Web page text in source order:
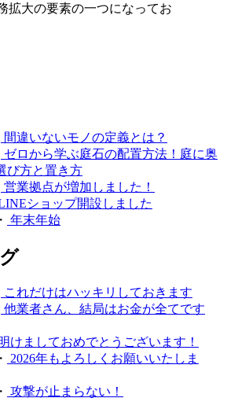
渡し時に専門スタッフが丁寧にお伝
い現代人にとって、お庭を「維持す
ご家庭には、クッション性と清潔さ
常におすすめです。ベランダや屋
ことで、足腰への負担を軽減しつ
汚さずに遊べる専用ドッグランが完
芝は高密度で耐久性が高いため、大
単にはへたりません。防臭対策や、
掃のしやすさについても、飼い主様
最適なプランをご提案させていただ
環境を一緒に形にしていきましょ
ク感が強くて安っぽい」という古い
こそ、ぜひ当社の製品を手に取って
モデルは複数の色を混生させ、葉の
拡大の要素の一つになってお
間違いないモノの定義とは？
ゼロから学ぶ庭石の配置方法！庭に奥
び方と置き方
営業拠点が増加しました！
ショップ開設しました
年末年始
これだけはハッキリしておきます
他業者さん、結局はお金が全てです
けましておめでとうございます！
2026年もよろしくお願いいたしま
攻撃が止まらない！